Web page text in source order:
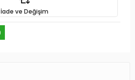
İade ve Değişim